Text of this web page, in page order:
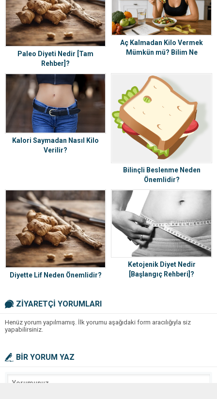
Paleo Diyeti Nedir [Tam
Rehber]?
Aç Kalmadan Kilo Vermek
Mümkün mü? Bilim Ne
Bildiğimiz Gerçekler
Kalori Saymadan Nasıl Kilo
Verilir?
Bilinçli Beslenme Neden
Önemlidir?
Diyette Lif Neden Önemlidir?
Ketojenik Diyet Nedir
[Başlangıç Rehberi]?
ZİYARETÇİ YORUMLARI
Henüz yorum yapılmamış. İlk yorumu aşağıdaki form aracılığıyla siz
yapabilirsiniz.
BİR YORUM YAZ